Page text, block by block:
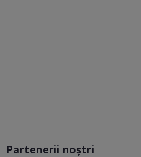
Partenerii noștri